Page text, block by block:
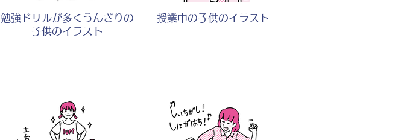
勉強ドリルが多くうんざりの
子供のイラスト
授業中の子供のイラスト